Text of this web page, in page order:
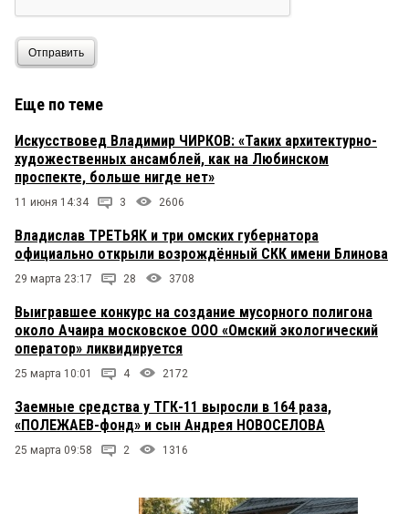
Отправить
Еще по теме
Искусствовед Владимир ЧИРКОВ: «Таких архитектурно-
художественных ансамблей, как на Любинском
проспекте, больше нигде нет»
11 июня 14:34 3 2606
Владислав ТРЕТЬЯК и три омских губернатора
официально открыли возрождённый СКК имени Блинова
29 марта 23:17 28 3708
Выигравшее конкурс на создание мусорного полигона
около Ачаира московское ООО «Омский экологический
оператор» ликвидируется
25 марта 10:01 4 2172
Заемные средства у ТГК-11 выросли в 164 раза,
«ПОЛЕЖАЕВ-фонд» и сын Андрея НОВОСЕЛОВА
25 марта 09:58 2 1316